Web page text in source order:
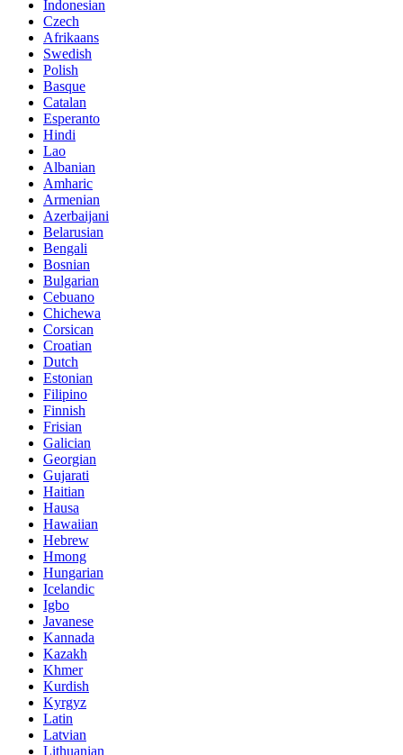
Indonesian
Czech
Afrikaans
Swedish
Polish
Basque
Catalan
Esperanto
Hindi
Lao
Albanian
Amharic
Armenian
Azerbaijani
Belarusian
Bengali
Bosnian
Bulgarian
Cebuano
Chichewa
Corsican
Croatian
Dutch
Estonian
Filipino
Finnish
Frisian
Galician
Georgian
Gujarati
Haitian
Hausa
Hawaiian
Hebrew
Hmong
Hungarian
Icelandic
Igbo
Javanese
Kannada
Kazakh
Khmer
Kurdish
Kyrgyz
Latin
Latvian
Lithuanian